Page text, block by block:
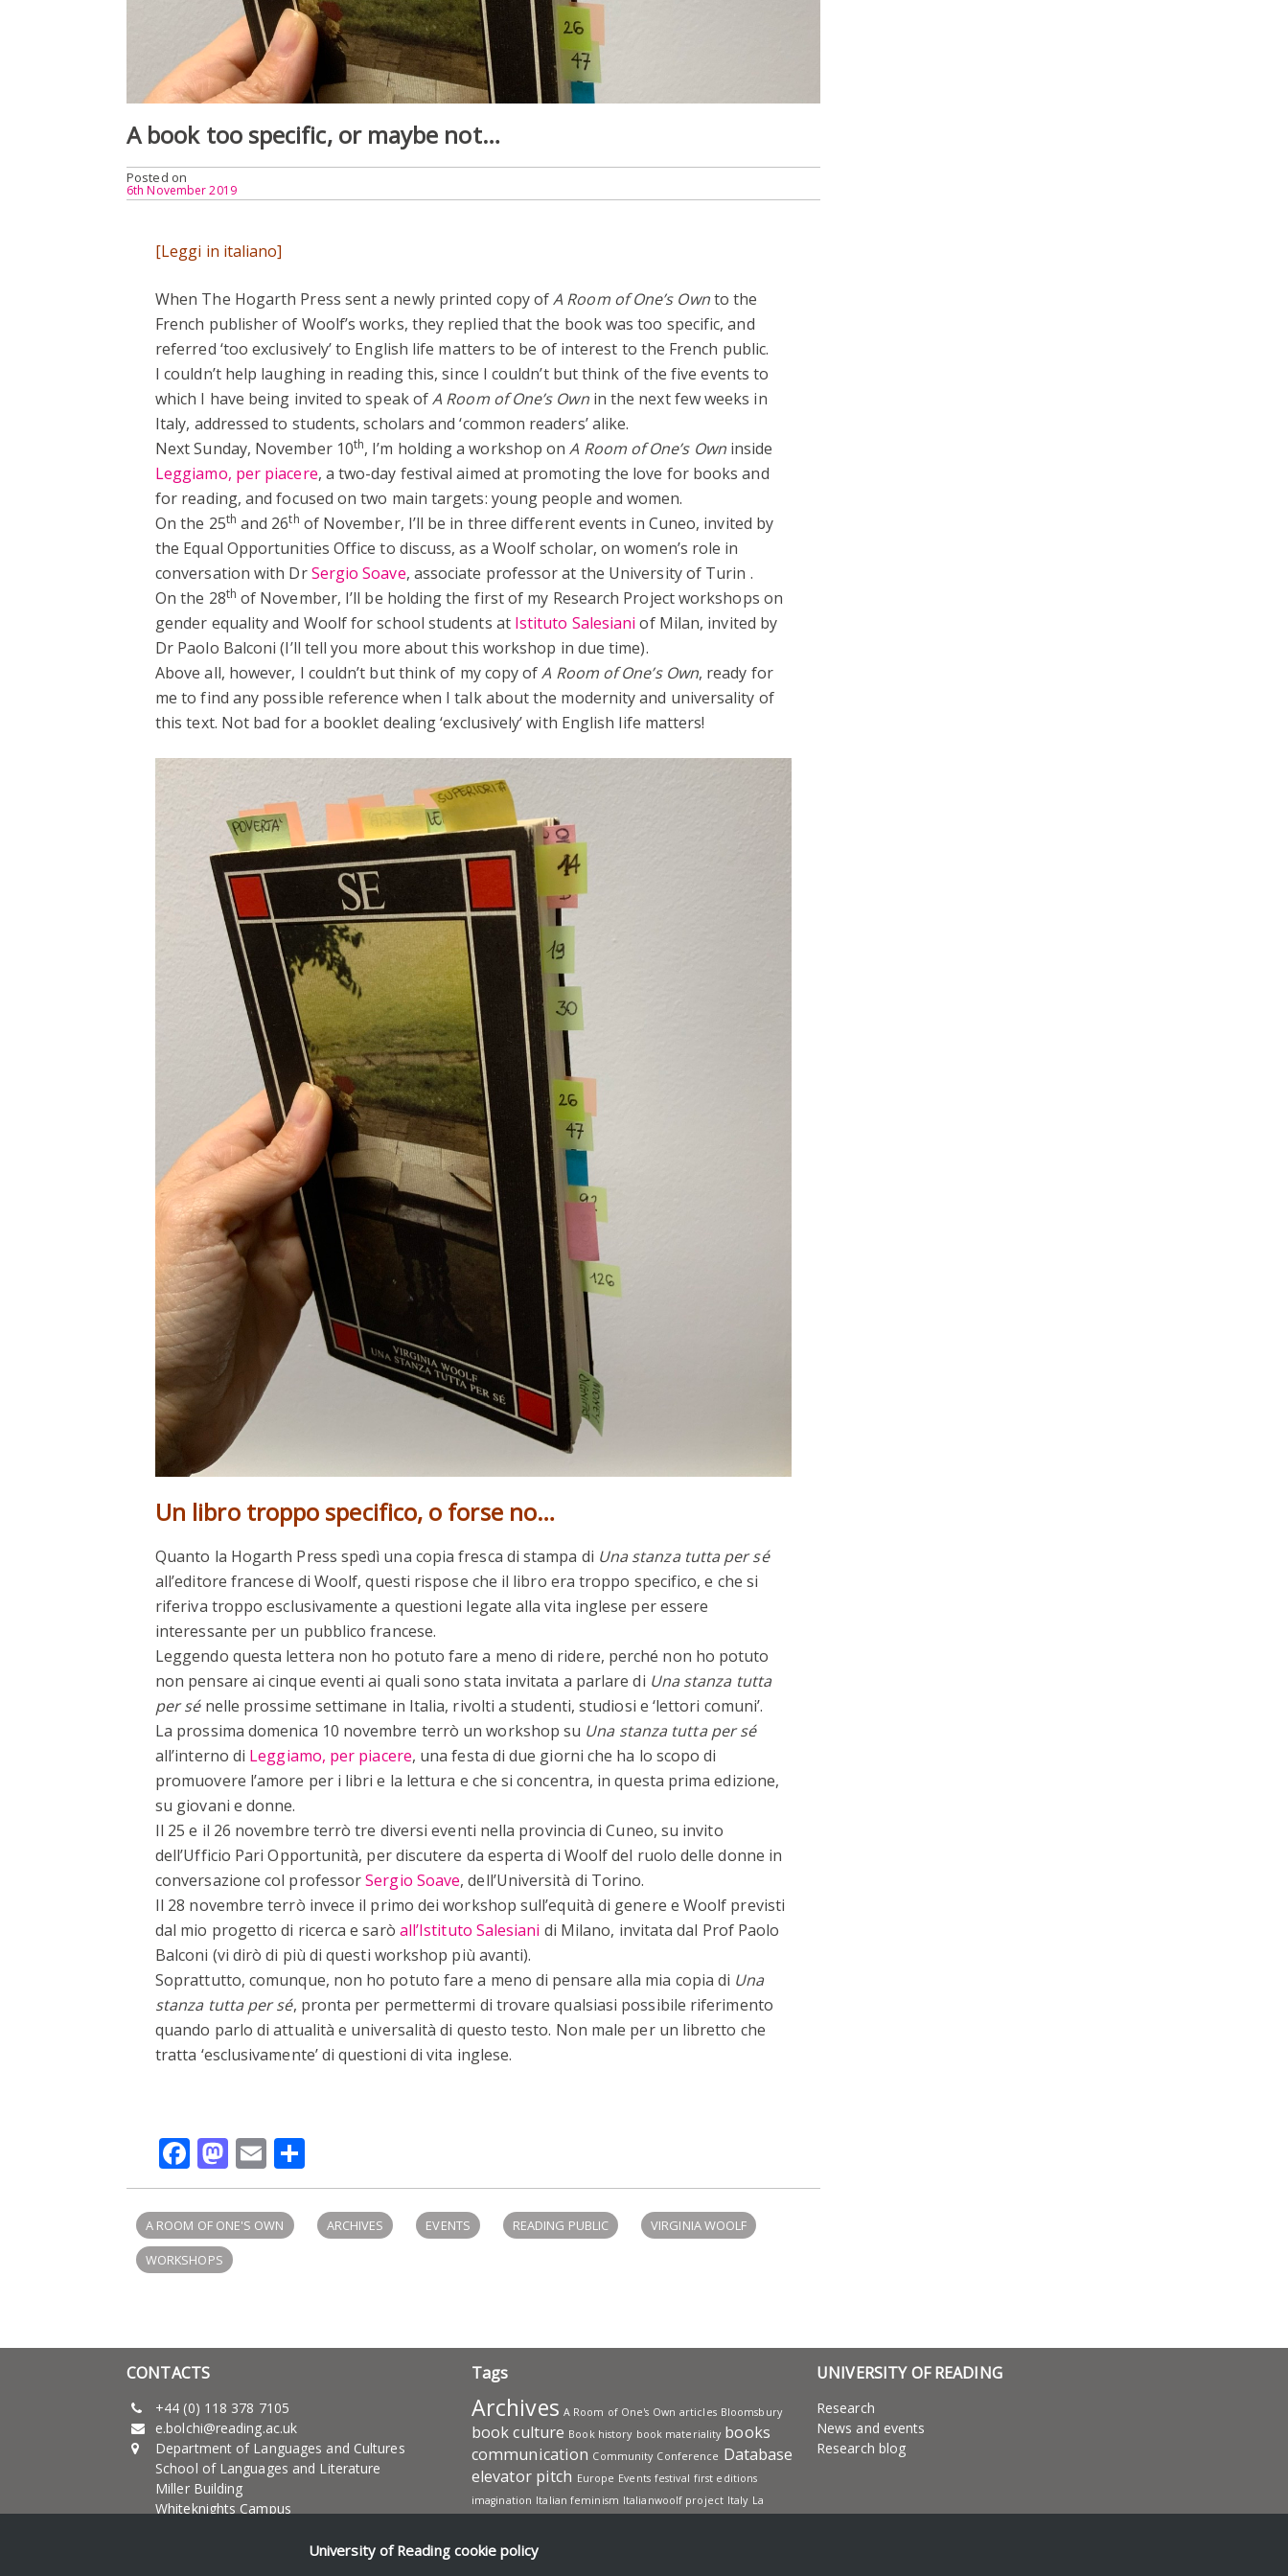
A book too specific, or maybe not…
Posted on
6th November 2019
[Leggi in italiano]
When The Hogarth Press sent a newly printed copy ofA Room of One’s Ownto the
French publisher of Woolf’s works, they replied that the book was too specific, and
referred ‘too exclusively’ to English life matters to be of interest to the French public.
I couldn’t help laughing in reading this, since I couldn’t but think of the five events to
which I have being invited to speak ofA Room of One’s Ownin the next few weeks in
Italy, addressed to students, scholars and ‘common readers’ alike.
Next Sunday, November 10th, I’m holding a workshop onA Room of One’s Owninside
Leggiamo, per piacere, a two-day festival aimed at promoting the love for books and
for reading, and focused on two main targets: young people and women.
On the 25th and 26th of November, I’ll be in three different events in Cuneo, invited by
the Equal Opportunities Office to discuss, as a Woolf scholar, on women’s role in
conversation with DrSergio Soave, associate professor at the University of Turin .
On the 28th of November, I’ll be holding the first of my Research Project workshops on
gender equality and Woolf for school students at Istituto Salesiani of Milan, invited by
Dr Paolo Balconi (I’ll tell you more about this workshop in due time).
Above all, however, I couldn’t but think of my copy ofA Room of One’s Own, ready for
me to find any possible reference when I talk about the modernity and universality of
this text. Not bad for a booklet dealing ‘exclusively’ with English life matters!
Un libro troppo specifico, o forse no…
Quanto la Hogarth Press spedì una copia fresca di stampa di Una stanza tutta per sé
all’editore francese di Woolf, questi rispose che il libro era troppo specifico, e che si
riferiva troppo esclusivamente a questioni legate alla vita inglese per essere
interessante per un pubblico francese.
Leggendo questa lettera non ho potuto fare a meno di ridere, perché non ho potuto
non pensare ai cinque eventi ai quali sono stata invitata a parlare di Una stanza tutta
per sé nelle prossime settimane in Italia, rivolti a studenti, studiosi e ‘lettori comuni’.
La prossima domenica 10 novembre terrò un workshop su Una stanza tutta per sé
all’interno di Leggiamo, per piacere, una festa di due giorni che ha lo scopo di
promuovere l’amore per i libri e la lettura e che si concentra, in questa prima edizione,
su giovani e donne.
Il 25 e il 26 novembre terrò tre diversi eventi nella provincia di Cuneo, su invito
dell’Ufficio Pari Opportunità, per discutere da esperta di Woolf del ruolo delle donne in
conversazione col professorSergio Soave, dell’Università di Torino.
Il 28 novembre terrò invece il primo dei workshop sull’equità di genere e Woolf previsti
dal mio progetto di ricerca e sarò all’Istituto Salesiani di Milano, invitata dal Prof Paolo
Balconi (vi dirò di più di questi workshop più avanti).
Soprattutto, comunque, non ho potuto fare a meno di pensare alla mia copia di Una
stanza tutta per sé, pronta per permettermi di trovare qualsiasi possibile riferimento
quando parlo di attualità e universalità di questo testo. Non male per un libretto che
tratta ‘esclusivamente’ di questioni di vita inglese.
Facebook
Mastodon
Email
A ROOM OF ONE'S OWN ARCHIVES EVENTS READING PUBLIC
VIRGINIA WOOLF
WORKSHOPS
CONTACTS
+44 (0) 118 378 7105
e.bolchi@reading.ac.uk
Department of Languages and Cultures
School of Languages and Literature
Miller Building
Whiteknights Campus
Tags
Archives A Room of One's Own articles Bloomsbury
book culture Book history book materiality books
communication Community Conference Database
elevator pitch Europe Events festival first editions
imagination Italian feminism Italianwoolf project Italy La
presentation
UNIVERSITY OF READING
Research
News and events
Research blog
University of Reading cookie policy